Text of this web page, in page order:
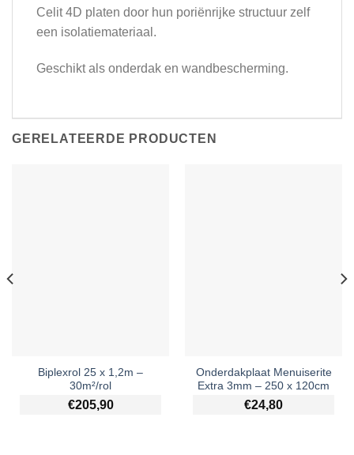
Celit 4D platen door hun poriënrijke structuur zelf
een isolatiemateriaal.
Geschikt als onderdak en wandbescherming.
GERELATEERDE PRODUCTEN
Biplexrol 25 x 1,2m –
30m²/rol
€205,90
Onderdakplaat Menuiserite
Extra 3mm – 250 x 120cm
€24,80